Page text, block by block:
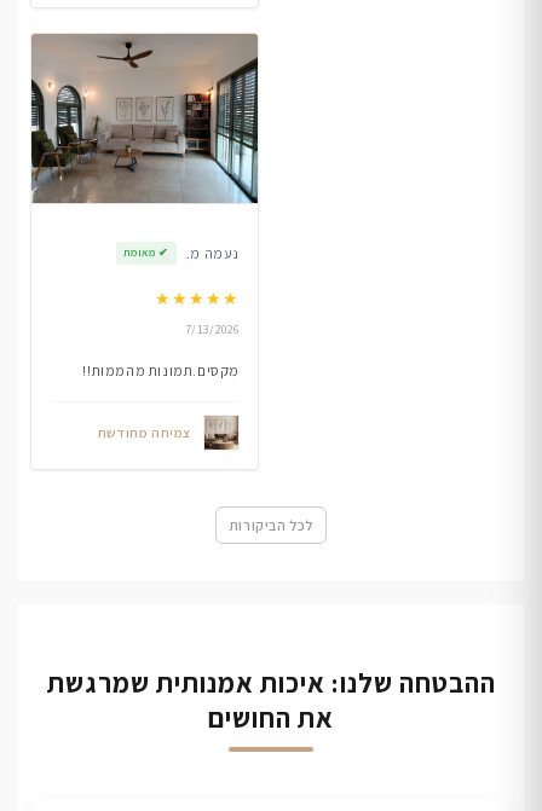
נעמה מ. ✔ מאומת
★★★★★
7/13/2026
מקסים.תמונות מהממות!!
צמיחה מחודשת
לכל הביקורות
ההבטחה שלנו: איכות אמנותית שמרגשת
את החושים